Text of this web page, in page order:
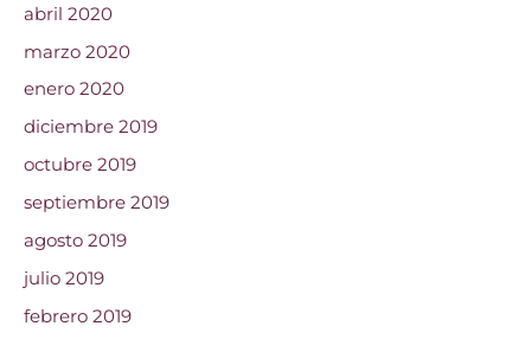
abril 2020
marzo 2020
enero 2020
diciembre 2019
octubre 2019
septiembre 2019
agosto 2019
julio 2019
febrero 2019